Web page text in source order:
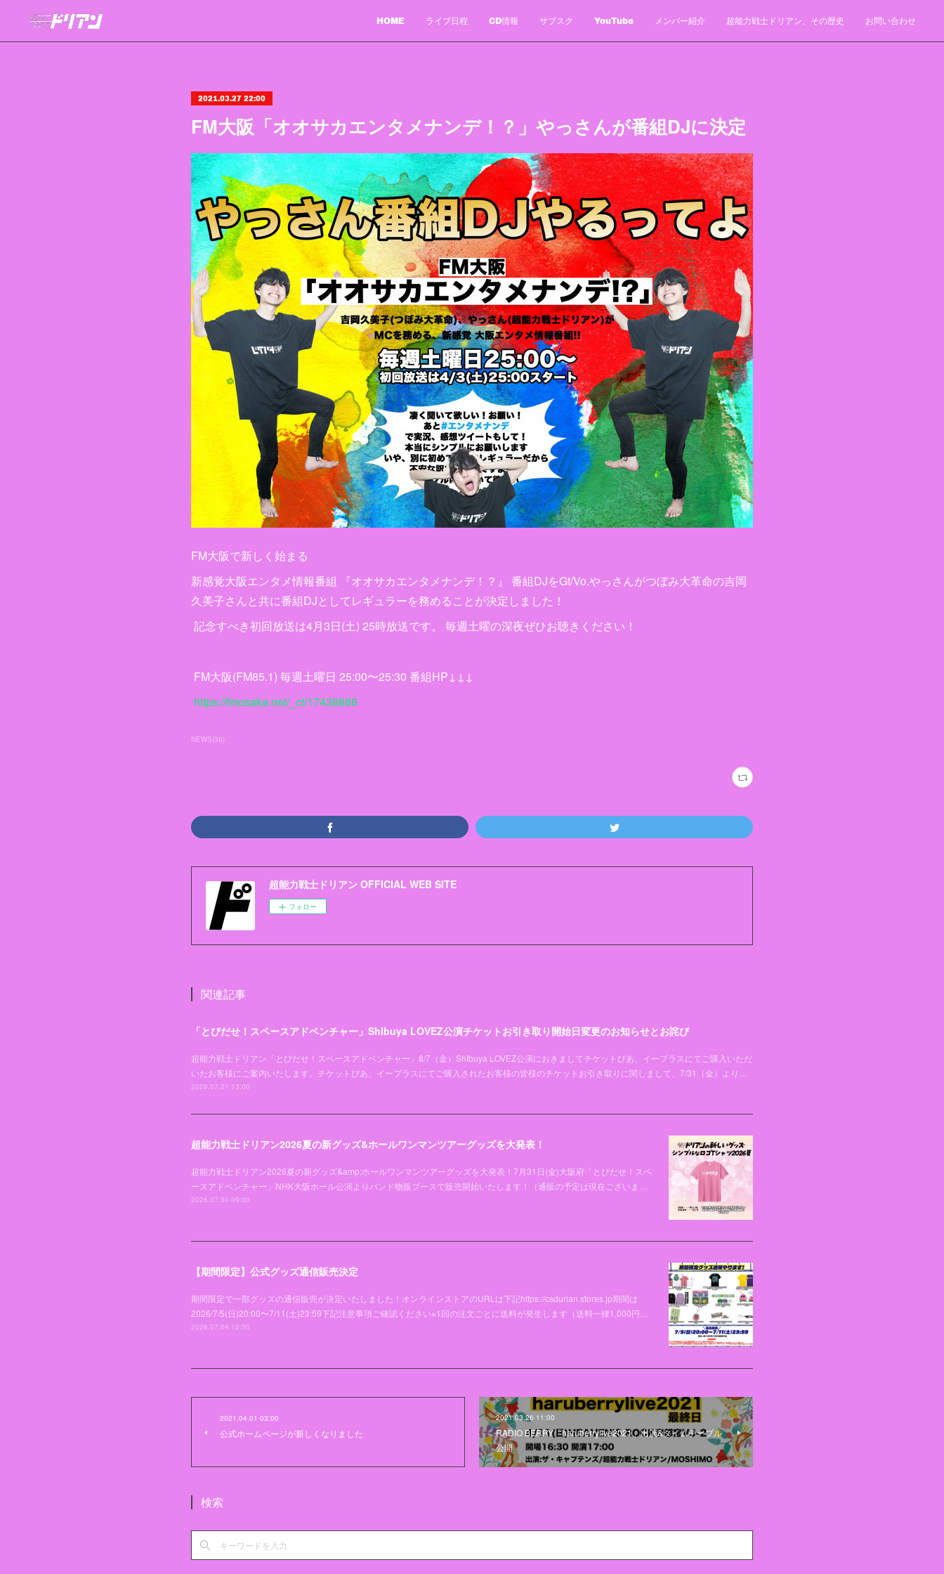
HOME ライブ日程 CD情報 サブスク YouTube メンバー紹介 超能力戦士ドリアン、その歴史 お問い合わせ
2021.03.27 22:00
FM大阪「オオサカエンタメナンデ！？」やっさんが番組DJに決定
FM大阪で新しく始まる
新感覚大阪エンタメ情報番組 『オオサカエンタメナンデ！？』 番組DJをGt/Vo.やっさんがつぼみ大革命の吉岡
久美子さんと共に番組DJとしてレギュラーを務めることが決定しました！
記念すべき初回放送は4月3日(土) 25時放送です。 毎週土曜の深夜ぜひお聴きください！
FM大阪(FM85.1) 毎週土曜日 25:00〜25:30 番組HP↓↓↓
https://fmosaka.net/_ct/17438886
NEWS(36)
超能力戦士ドリアン OFFICIAL WEB SITE
フォロー
関連記事
「とびだせ！スペースアドベンチャー」ShIbuya LOVEZ公演チケットお引き取り開始日変更のお知らせとお詫び
超能力戦士ドリアン「とびだせ！スペースアドベンチャー」8/7（金）ShIbuya LOVEZ公演におきましてチケットぴあ、イープラスにてご購入いただ
いたお客様にご案内いたします。チケットぴあ、イープラスにてご購入されたお客様の皆様のチケットお引き取りに関しまして、7/31（金）より…
2026.07.31 13:00
超能力戦士ドリアン2026夏の新グッズ&ホールワンマンツアーグッズを大発表！
超能力戦士ドリアン2026夏の新グッズ&amp;ホールワンマンツアーグッズを大発表！7月31日(金)大阪府「とびだせ！スペ
ースアドベンチャー」NHK大阪ホール公演よりバンド物販ブースで販売開始いたします！（通販の予定は現在ございま…
2026.07.30 09:00
【期間限定】公式グッズ通信販売決定
期間限定で一部グッズの通信販売が決定いたしました！オンラインストアのURLは下記https://csdurian.stores.jp期間は
2026/7/5(日)20:00〜7/11(土)23:59下記注意事項ご確認ください※1回の注文ごとに送料が発生します（送料一律1,000円…
2026.07.04 12:30
2021.04.01 03:00
公式ホームページが新しくなりました
2021.03.26 11:00
RADIO BERRY「haruberrylive2021」出演&タイムテーブル
公開
検索